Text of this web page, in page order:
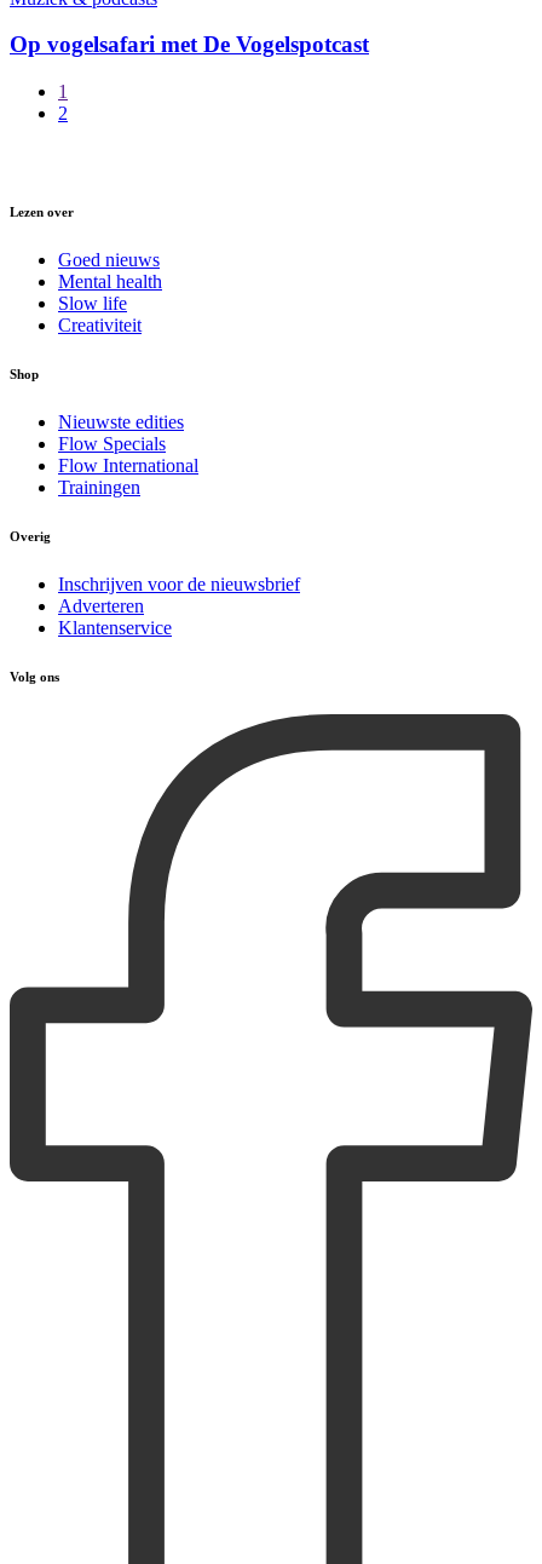
Op vogelsafari met De Vogelspotcast
1
2
Lezen over
Goed nieuws
Mental health
Slow life
Creativiteit
Shop
Nieuwste edities
Flow Specials
Flow International
Trainingen
Overig
Inschrijven voor de nieuwsbrief
Adverteren
Klantenservice
Volg ons